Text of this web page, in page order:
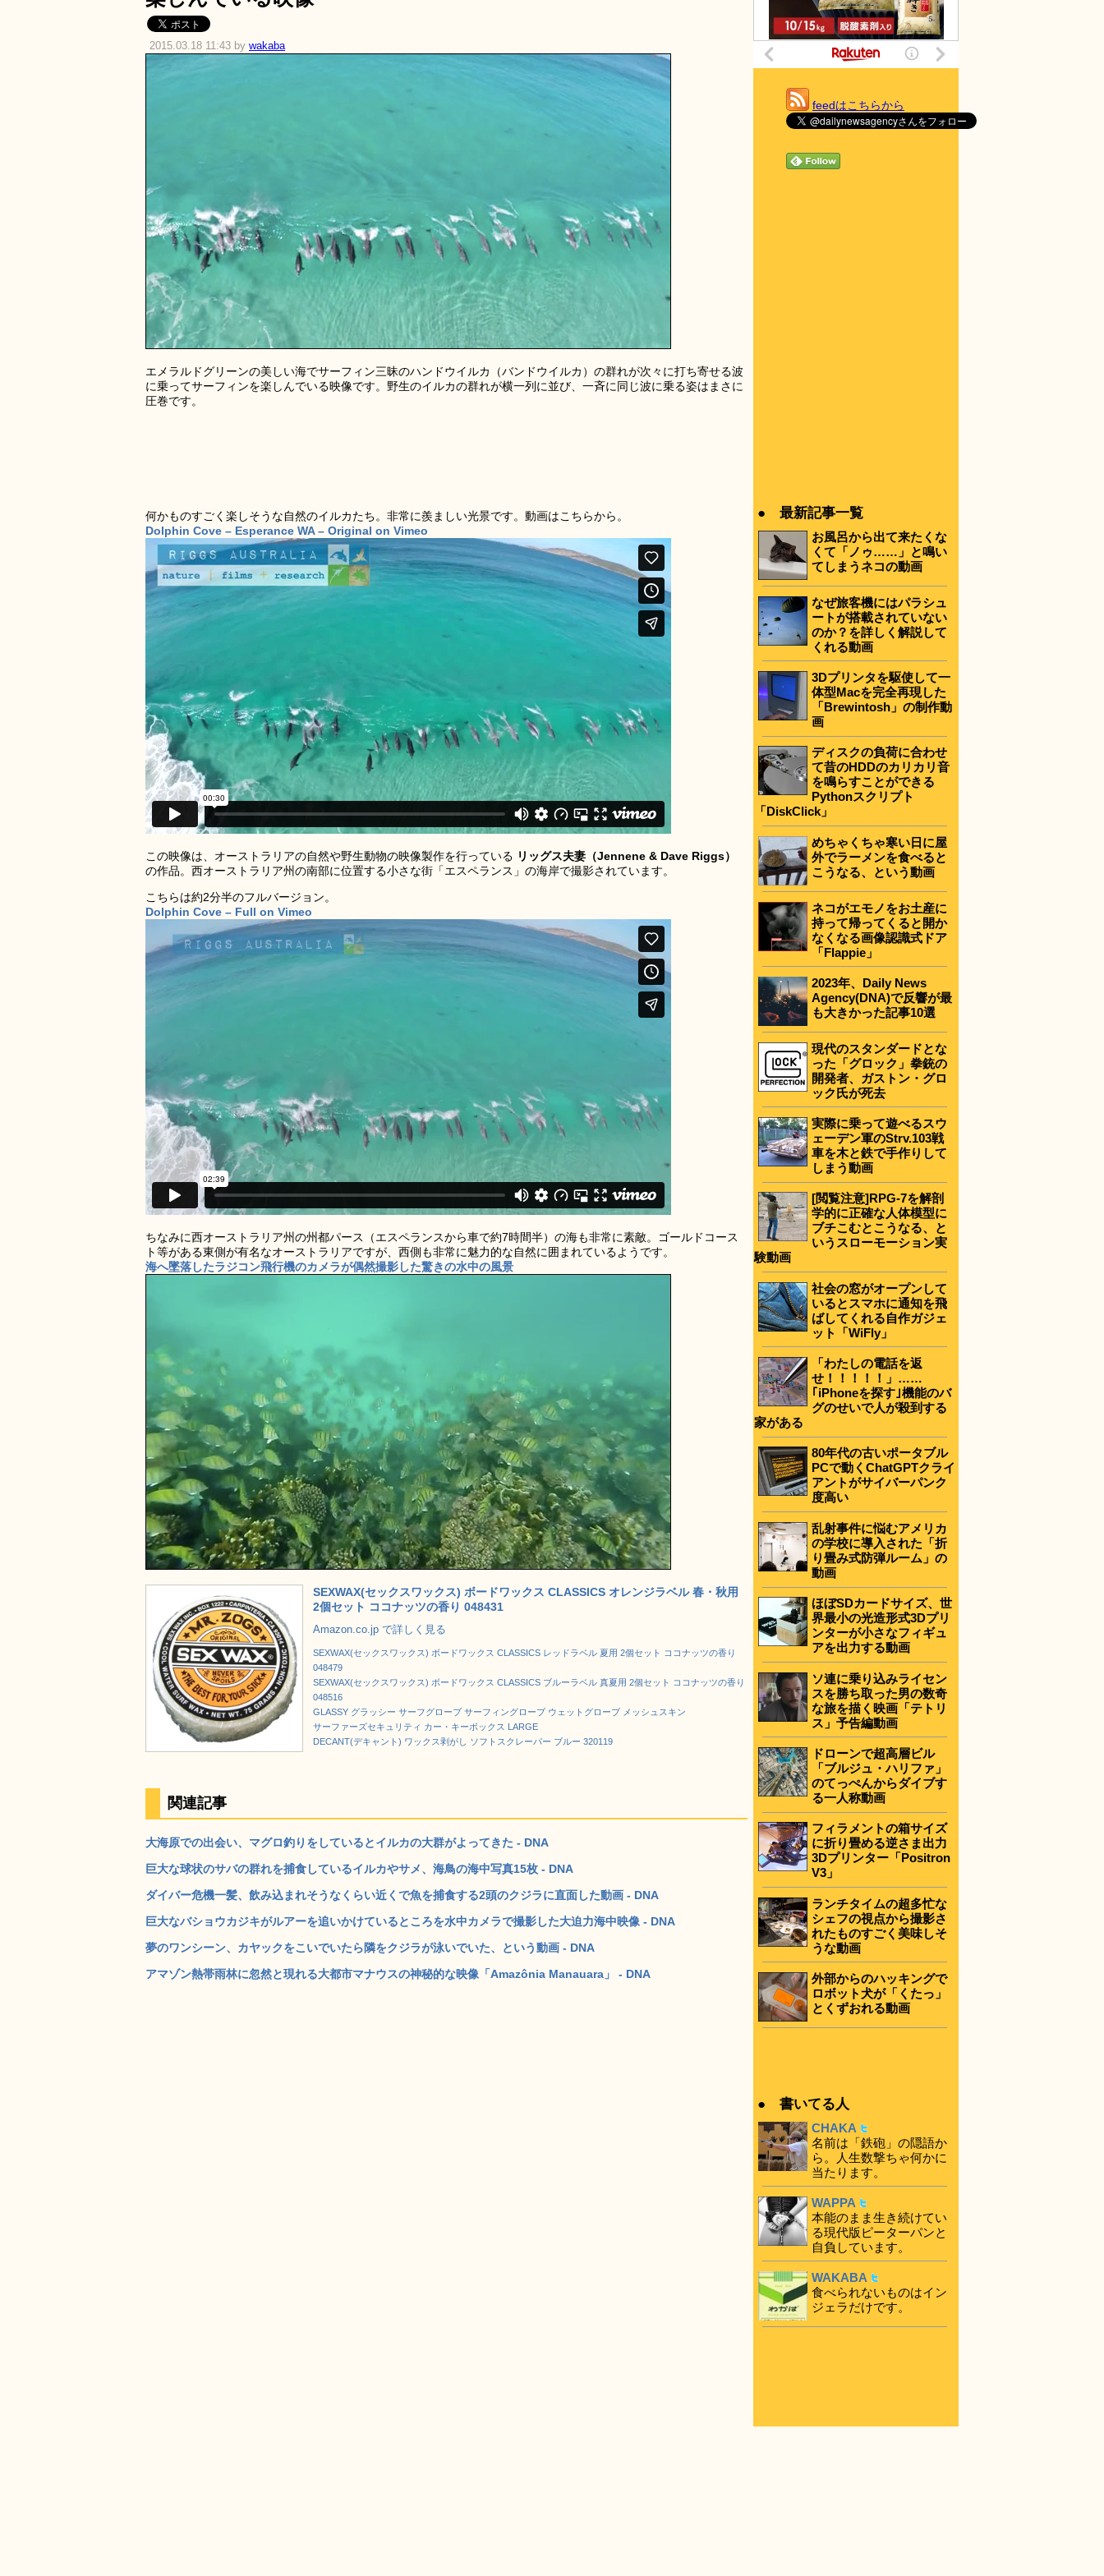
2015.03.18 11:43 by wakaba
エメラルドグリーンの美しい海でサーフィン三昧のハンドウイルカ（バンドウイルカ）の群れが次々に打ち寄せる波
に乗ってサーフィンを楽しんでいる映像です。野生のイルカの群れが横一列に並び、一斉に同じ波に乗る姿はまさに
圧巻です。
何かものすごく楽しそうな自然のイルカたち。非常に羨ましい光景です。動画はこちらから。
Dolphin Cove – Esperance WA – Original on Vimeo
この映像は、オーストラリアの自然や野生動物の映像製作を行っている リッグス夫妻（Jennene & Dave Riggs）
の作品。西オーストラリア州の南部に位置する小さな街「エスペランス」の海岸で撮影されています。
こちらは約2分半のフルバージョン。
Dolphin Cove – Full on Vimeo
ちなみに西オーストラリア州の州都パース（エスペランスから車で約7時間半）の海も非常に素敵。ゴールドコース
ト等がある東側が有名なオーストラリアですが、西側も非常に魅力的な自然に囲まれているようです。
海へ墜落したラジコン飛行機のカメラが偶然撮影した驚きの水中の風景
SEXWAX(セックスワックス) ボードワックス CLASSICS オレンジラベル 春・秋用
2個セット ココナッツの香り 048431
Amazon.co.jp で詳しく見る
SEXWAX(セックスワックス) ボードワックス CLASSICS レッドラベル 夏用 2個セット ココナッツの香り
048479
SEXWAX(セックスワックス) ボードワックス CLASSICS ブルーラベル 真夏用 2個セット ココナッツの香り
048516
GLASSY グラッシー サーフグローブ サーフィングローブ ウェットグローブ メッシュスキン
サーファーズセキュリティ カー・キーボックス LARGE
DECANT(デキャント) ワックス剥がし ソフトスクレーパー ブルー 320119
関連記事
大海原での出会い、マグロ釣りをしているとイルカの大群がよってきた - DNA
巨大な球状のサバの群れを捕食しているイルカやサメ、海鳥の海中写真15枚 - DNA
ダイバー危機一髪、飲み込まれそうなくらい近くで魚を捕食する2頭のクジラに直面した動画 - DNA
巨大なバショウカジキがルアーを追いかけているところを水中カメラで撮影した大迫力海中映像 - DNA
夢のワンシーン、カヤックをこいでいたら隣をクジラが泳いでいた、という動画 - DNA
アマゾン熱帯雨林に忽然と現れる大都市マナウスの神秘的な映像「Amazônia Manauara」 - DNA
feedはこちらから
● 最新記事一覧
お風呂から出て来たくな
くて「ノゥ……」と鳴い
てしまうネコの動画
なぜ旅客機にはパラシュ
ートが搭載されていない
のか？を詳しく解説して
くれる動画
3Dプリンタを駆使して一
体型Macを完全再現した
「Brewintosh」の制作動
画
ディスクの負荷に合わせ
て昔のHDDのカリカリ音
を鳴らすことができる
Pythonスクリプト
「DiskClick」
めちゃくちゃ寒い日に屋
外でラーメンを食べると
こうなる、という動画
ネコがエモノをお土産に
持って帰ってくると開か
なくなる画像認識式ドア
「Flappie」
2023年、Daily News
Agency(DNA)で反響が最
も大きかった記事10選
現代のスタンダードとな
った「グロック」拳銃の
開発者、ガストン・グロ
ック氏が死去
実際に乗って遊べるスウ
ェーデン軍のStrv.103戦
車を木と鉄で手作りして
しまう動画
[閲覧注意]RPG-7を解剖
学的に正確な人体模型に
ブチこむとこうなる、と
いうスローモーション実
験動画
社会の窓がオープンして
いるとスマホに通知を飛
ばしてくれる自作ガジェ
ット「WiFly」
「わたしの電話を返
せ！！！！！」……
｢iPhoneを探す｣機能のバ
グのせいで人が殺到する
家がある
80年代の古いポータブル
PCで動くChatGPTクライ
アントがサイバーパンク
度高い
乱射事件に悩むアメリカ
の学校に導入された「折
り畳み式防弾ルーム」の
動画
ほぼSDカードサイズ、世
界最小の光造形式3Dプリ
ンターが小さなフィギュ
アを出力する動画
ソ連に乗り込みライセン
スを勝ち取った男の数奇
な旅を描く映画「テトリ
ス」予告編動画
ドローンで超高層ビル
「ブルジュ・ハリファ」
のてっぺんからダイブす
る一人称動画
フィラメントの箱サイズ
に折り畳める逆さま出力
3Dプリンター「Positron
V3」
ランチタイムの超多忙な
シェフの視点から撮影さ
れたものすごく美味しそ
うな動画
外部からのハッキングで
ロボット犬が「くたっ」
とくずおれる動画
● 書いてる人
CHAKA
名前は「鉄砲」の隠語か
ら。人生数撃ちゃ何かに
当たります。
WAPPA
本能のまま生き続けてい
る現代版ピーターパンと
自負しています。
WAKABA
食べられないものはイン
ジェラだけです。